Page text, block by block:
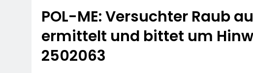
POL-ME: Versuchter Raub
ermittelt und bittet um
2502063